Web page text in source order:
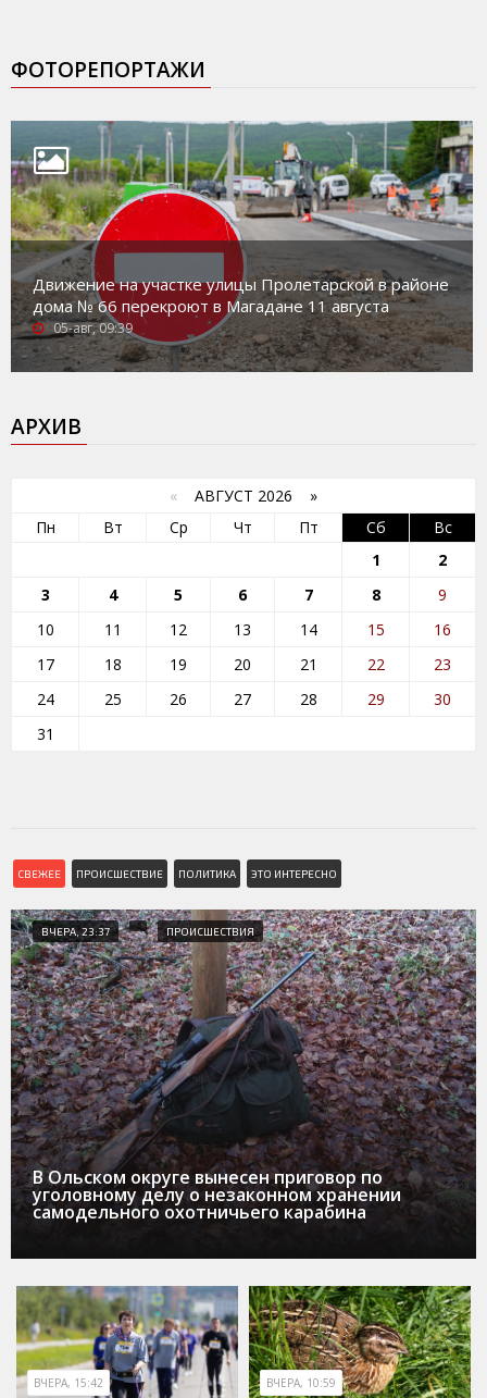
ФОТОРЕПОРТАЖИ
Движение на участке улицы Пролетарской в районе
дома № 66 перекроют в Магадане 11 августа
05-авг, 09:39
АРХИВ
« АВГУСТ 2026 »
Пн
Вт Ср Чт Пт Сб
Вс
1
2
3
4 5 6 7 8
9
10
11 12 13 14 15
16
17
18 19 20 21 22
23
24
25 26 27 28 29
30
31
СВЕЖЕЕ ПРОИСШЕСТВИЕ ПОЛИТИКА ЭТО ИНТЕРЕСНО
ВЧЕРА, 23:37 ПРОИСШЕСТВИЯ
В Ольском округе вынесен приговор по
уголовному делу о незаконном хранении
самодельного охотничьего карабина
ВЧЕРА, 15:42 ВЧЕРА, 10:59